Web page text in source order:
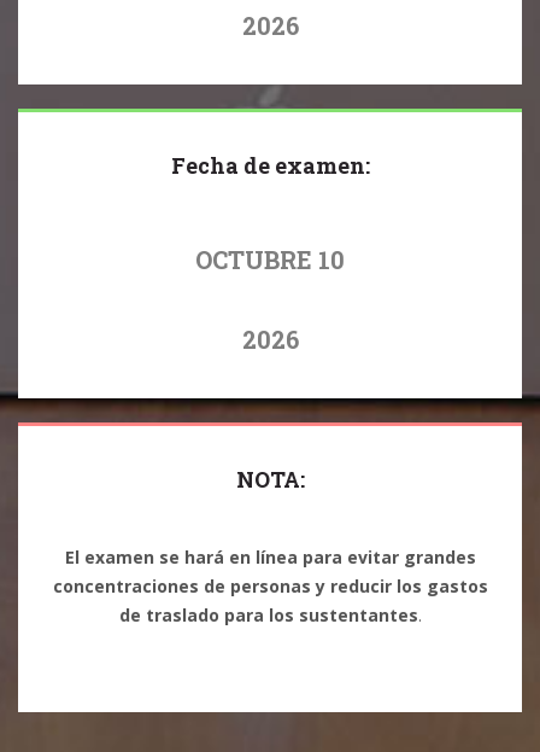
2026
Fecha de examen:
OCTUBRE 10
2026
NOTA:
El examen se hará en línea para evitar grandes
concentraciones de personas y reducir los gastos
de traslado para los sustentantes.